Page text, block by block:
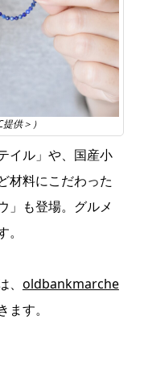
供＞）
イル」や、国産小
材料にこだわった
」も登場。グルメ
oldbankmarche
す。